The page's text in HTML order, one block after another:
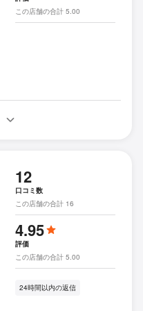
この店舗の合計 5.00
12
口コミ数
この店舗の合計 16
4.95
評価
この店舗の合計 5.00
24時間以内の返信